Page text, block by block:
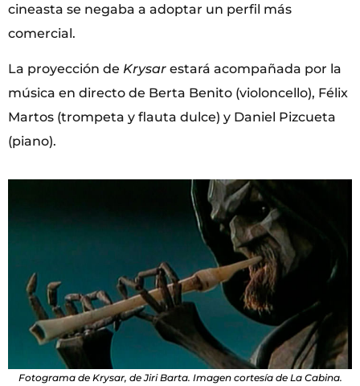
cineasta se negaba a adoptar un perfil más
comercial.
La proyección de Krysar estará acompañada por la
música en directo de Berta Benito (violoncello), Félix
Martos (trompeta y flauta dulce) y Daniel Pizcueta
(piano).
Fotograma de Krysar, de Jiri Barta. Imagen cortesía de La Cabina.